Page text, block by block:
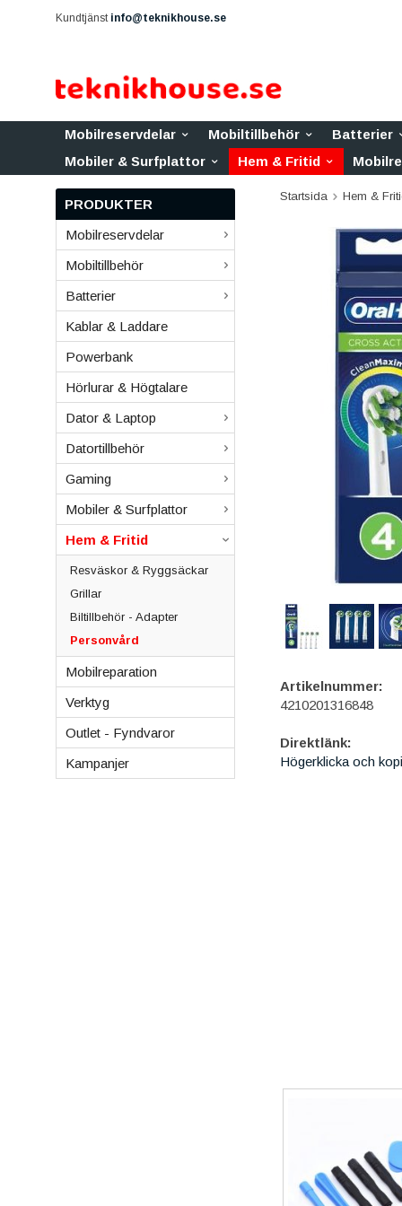
Kundtjänst info@teknikhouse.se
Mobilreservdelar Mobiltillbehör Batterier
Mobiler & Surfplattor
Hem & Fritid
PRODUKTER
Mobilreservdelar
Mobiltillbehör
Batterier
Kablar & Laddare
Powerbank
Hörlurar & Högtalare
Dator & Laptop
Datortillbehör
Gaming
Mobiler & Surfplattor
Hem & Fritid
Resväskor & Ryggsäckar
Grillar
Biltillbehör - Adapter
Personvård
Mobilreparation
Verktyg
Outlet - Fyndvaror
Kampanjer
Startsida Hem &
Artikelnummer:
4210201316848
Direktlänk:
Högerklicka och